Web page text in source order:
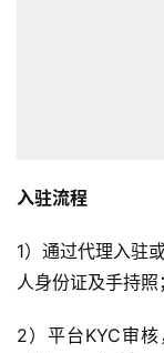
入驻流程
1）通过代理入驻
人身份证及手持照；
2）平台KYC审